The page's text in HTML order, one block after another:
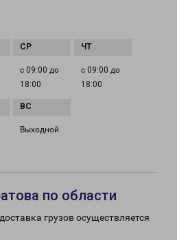
с 09:00 до
18:00
с 09:00 до
18:00
Выходной
по области
грузов осуществляется